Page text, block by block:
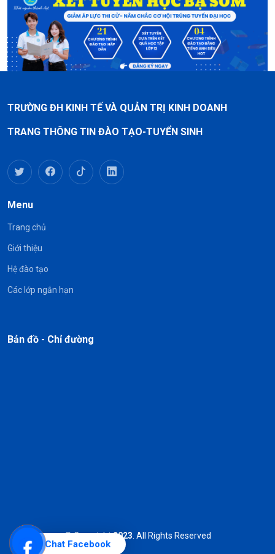
TRƯỜNG ĐH KINH TẾ VÀ QUẢN TRỊ KINH DOANH
TRANG THÔNG TIN ĐÀO TẠO-TUYỂN SINH
Menu
Trang chủ
Giới thiệu
Hệ đào tạo
Các lớp ngắn hạn
Bản đồ - Chỉ đường
© Copyright2023 . All Rights Reserved
Chat Facebook